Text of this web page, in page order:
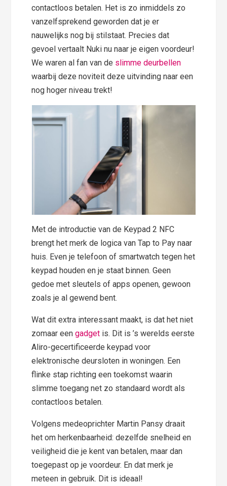
contactloos betalen. Het is zo inmiddels zo
vanzelfsprekend geworden dat je er
nauwelijks nog bij stilstaat. Precies dat
gevoel vertaalt Nuki nu naar je eigen voordeur!
We waren al fan van de slimme deurbellen
waarbij deze noviteit deze uitvinding naar een
nog hoger niveau trekt!
Met de introductie van de Keypad 2 NFC
brengt het merk de logica van Tap to Pay naar
huis. Even je telefoon of smartwatch tegen het
keypad houden en je staat binnen. Geen
gedoe met sleutels of apps openen, gewoon
zoals je al gewend bent.
Wat dit extra interessant maakt, is dat het niet
zomaar eengadget is. Dit is ’s werelds eerste
Aliro-gecertificeerde keypad voor
elektronische deursloten in woningen. Een
flinke stap richting een toekomst waarin
slimme toegang net zo standaard wordt als
contactloos betalen.
Volgens medeoprichter Martin Pansy draait
het om herkenbaarheid: dezelfde snelheid en
veiligheid die je kent van betalen, maar dan
toegepast op je voordeur. En dat merk je
meteen in gebruik. Dit is ideaal!